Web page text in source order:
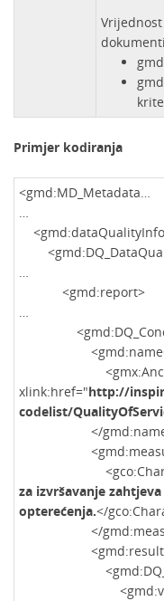
Primjer kodiranja
<gmd:MD_Metadata…
…
…
<gmd:report>
…
xlink:href="http://
codelist/
</
za izvršavanje
opterećenja.</
</